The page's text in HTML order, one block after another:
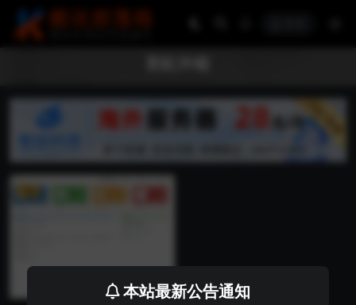
本站最新公告通知